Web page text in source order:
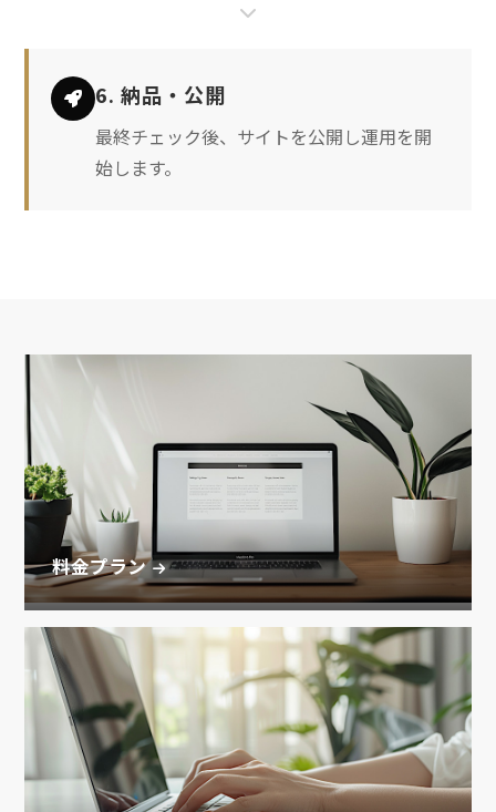
6. 納品・公開
最終チェック後、サイトを公開し運用を開
始します。
料金プラン